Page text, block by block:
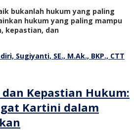
bukanlah hukum yang paling
hukum yang paling mampu
kepastian, dan
Kepastian Hukum:
Kartini dalam